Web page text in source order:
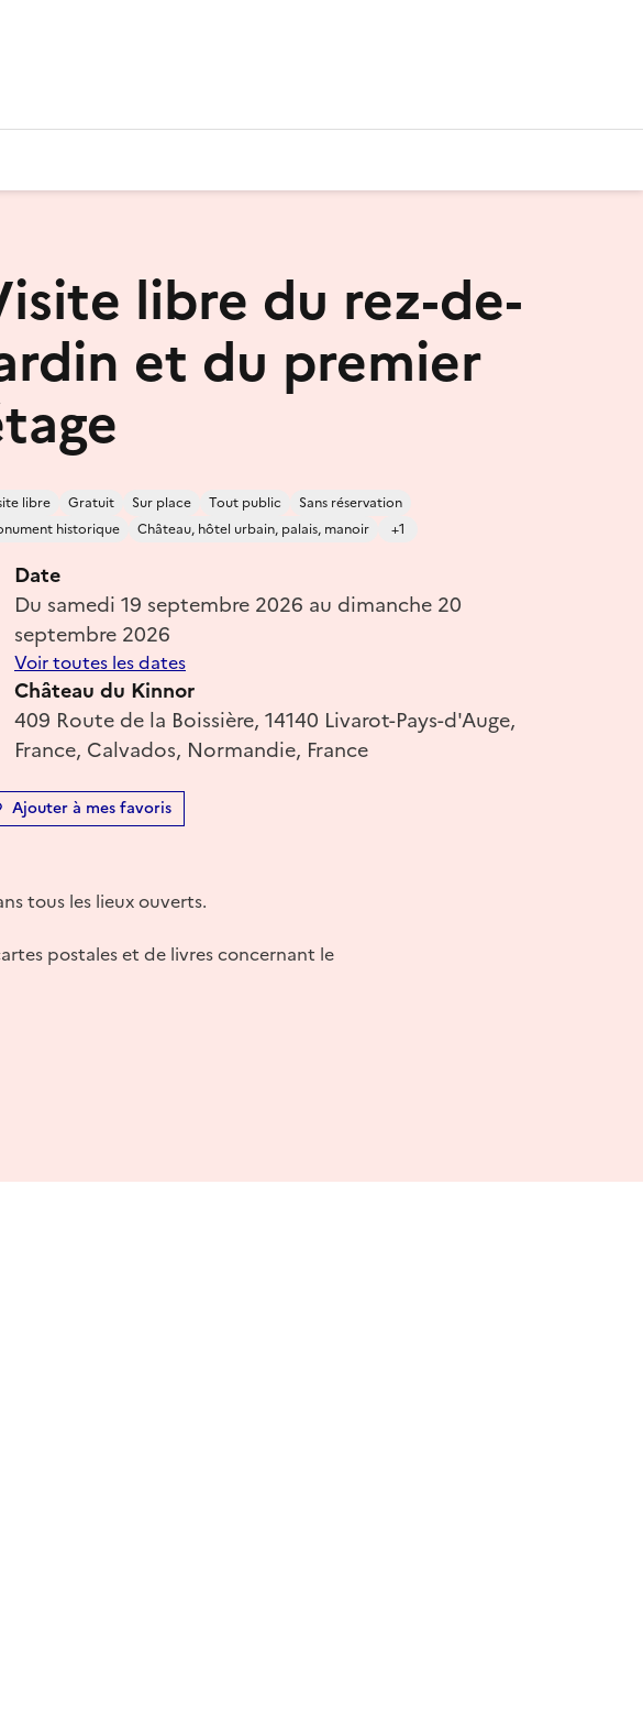
libre du rez-de-
et du premier
libre Gratuit Sur place Tout public
Sans réservation
historique
Château, hôtel urbain, palais, manoir +1
Date
Du samedi 19 septembre 2026 au dimanche 20
septembre 2026
Voir toutes les dates
Château du Kinnor
409 Route de la Boissière, 14140 Livarot-Pays-d'Auge,
France, Calvados, Normandie, France
Ajouter à mes favoris
tous les lieux ouverts.
postales et de livres concernant le